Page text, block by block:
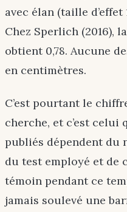
avec élan (taille d’effet
Chez Sperlich (2016),
obtient 0,78. Aucune
en centimètres.
C’est pourtant le
cherche, et c’est celui
publiés dépendent du
du test employé et de
témoin pendant ce
jamais soulevé une